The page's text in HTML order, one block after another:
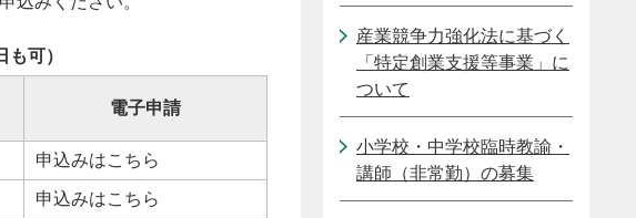
可）
電子申請
申込みはこちら
申込みはこちら
産業競争力強化法に基づく
「特定創業支援等事業」に
ついて
小学校・中学校臨時教諭・
講師（非常勤）の募集